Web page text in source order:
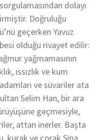
dolayı
Doğruluğu
geçerken Yavuz
olduğu rivayet edilir:
yağmamasının
ıssızlık ve kum
ve süvariler ata
Selim Han, bir ara
geçmesiyle,
attan inerler. Başta